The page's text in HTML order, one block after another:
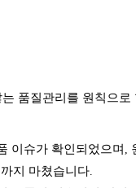
품질관리를 원칙으로
이슈가 확인되었으며
지 마쳤습니다